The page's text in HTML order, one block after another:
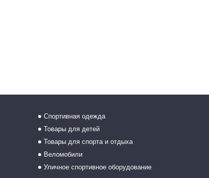
Спортивная одежда
Товары для детей
Товары для спорта и отдыха
Веломобили
Уличное спортивное оборудование